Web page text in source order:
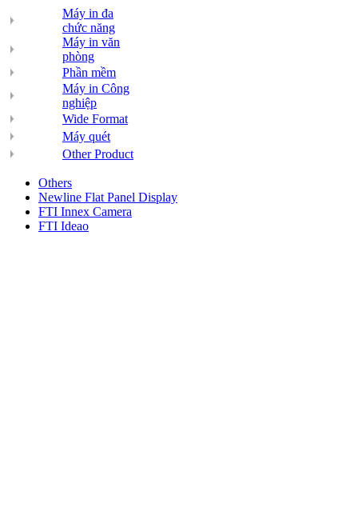
Máy in đa
chức năng
Máy in văn
phòng
Phần mềm
Máy in Công
nghiệp
Wide Format
Máy quét
Other Product
Others
Newline Flat Panel Display
FTI Innex Camera
FTI Ideao